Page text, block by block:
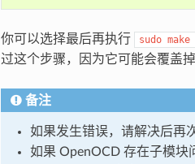
你可以选择最后再执行 sudo make
过这个步骤，因为它可能会覆盖
备注
如果发生错误，请解决后再
如果 OpenOCD 存在子模块